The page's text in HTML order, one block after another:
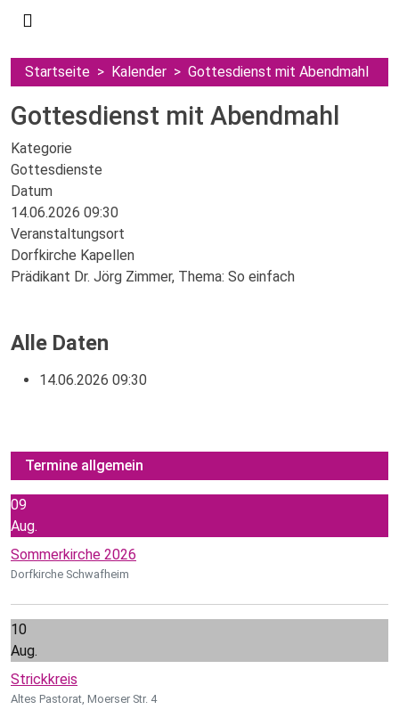
Startseite Kalender Gottesdienst mit Abendmahl
Gottesdienst mit Abendmahl
Kategorie
Gottesdienste
Datum
14.06.2026 09:30
Veranstaltungsort
Dorfkirche Kapellen
Prädikant Dr. Jörg Zimmer, Thema: So einfach
Alle Daten
14.06.2026 09:30
Termine allgemein
09
Aug.
Sommerkirche 2026
Dorfkirche Schwafheim
10
Aug.
Strickkreis
Altes Pastorat, Moerser Str. 4